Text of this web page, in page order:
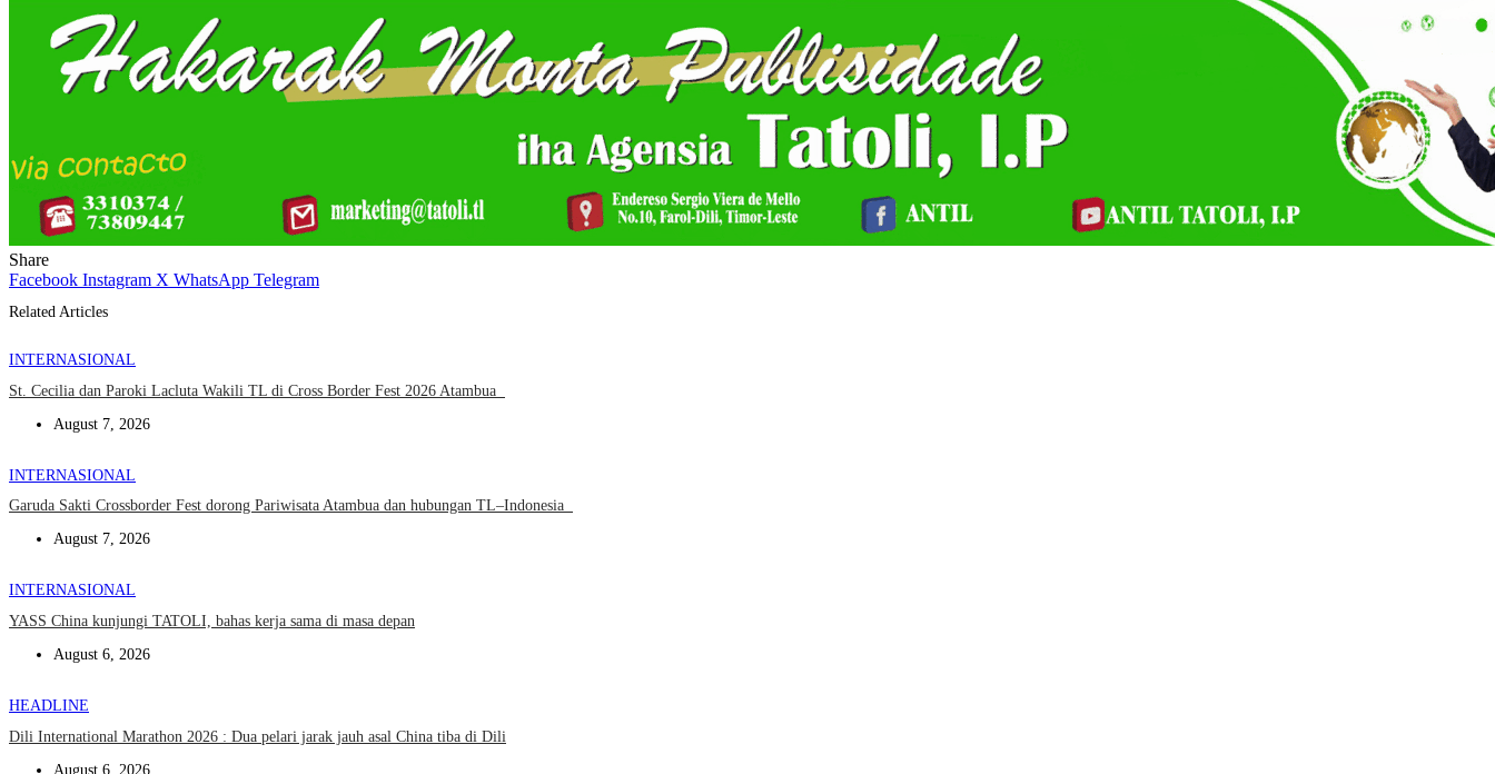
Share
Facebook Instagram X WhatsApp Telegram
Related Articles
INTERNASIONAL
St. Cecilia dan Paroki Lacluta Wakili TL di Cross Border Fest 2026 Atambua
August 7, 2026
INTERNASIONAL
Garuda Sakti Crossborder Fest dorong Pariwisata Atambua dan hubungan TL–Indonesia
August 7, 2026
INTERNASIONAL
YASS China kunjungi TATOLI, bahas kerja sama di masa depan
August 6, 2026
HEADLINE
Dili International Marathon 2026 : Dua pelari jarak jauh asal China tiba di Dili
August 6, 2026